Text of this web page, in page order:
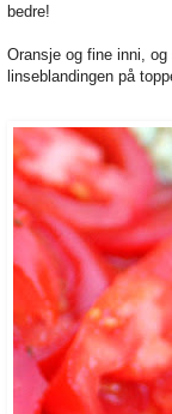
bedre!
Oransje og fine inni,
linseblandingen på